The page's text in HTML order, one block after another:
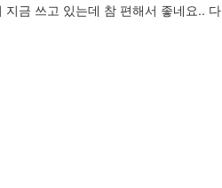
금 쓰고 있는데 참 편해서 좋네요.. 다